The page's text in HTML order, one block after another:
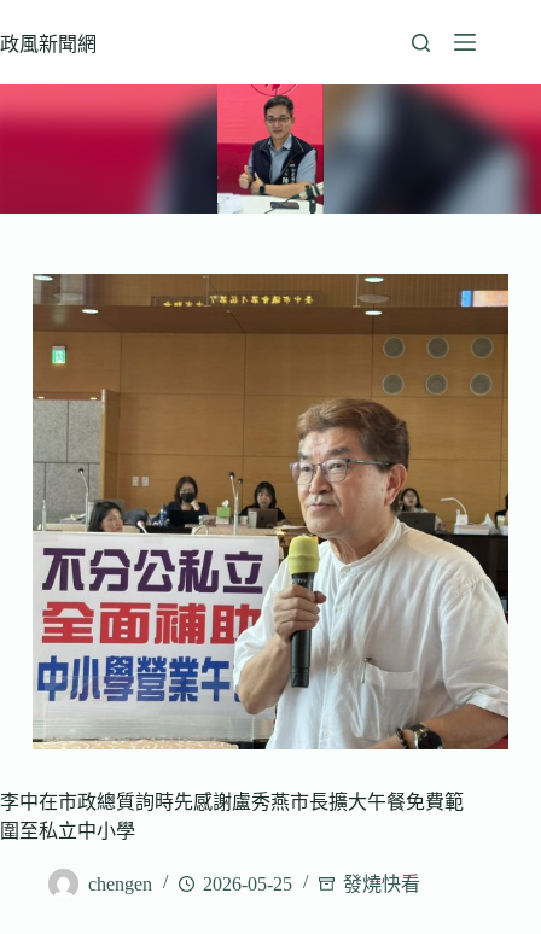
至
政風新聞網
李中在市政總質詢時先感謝盧秀燕市長擴大午餐免費範
圍至私立中小學
chengen 2026-05-25 發燒快看